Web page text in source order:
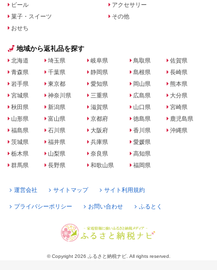
ビール
菓子・スイーツ
おせち
アクセサリー
その他
地域から返礼品を探す
北海道
青森県
岩手県
宮城県
秋田県
山形県
福島県
茨城県
栃木県
群馬県
埼玉県
千葉県
東京都
神奈川県
新潟県
富山県
石川県
福井県
山梨県
長野県
岐阜県
静岡県
愛知県
三重県
滋賀県
京都府
大阪府
兵庫県
奈良県
和歌山県
鳥取県
島根県
岡山県
広島県
山口県
徳島県
香川県
愛媛県
高知県
福岡県
佐賀県
長崎県
熊本県
大分県
宮崎県
鹿児島県
沖縄県
運営会社 サイトマップ サイト利用規約
プライバシーポリシー お問い合わせ ふるとく
© Copyright 2026 ふるさと納税ナビ. All rights reserved.